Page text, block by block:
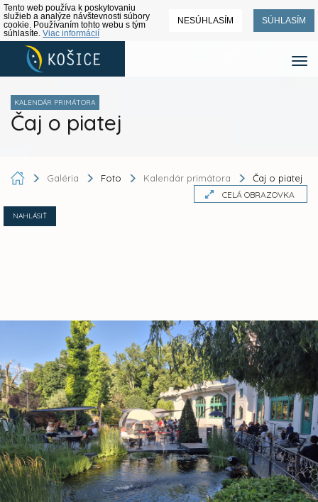
Tento web používa k poskytovaniu
služieb a analýze návštevnosti súbory
cookie. Používaním tohto webu s tým
súhlasíte. Viac informácií
NESÚHLASÍM SÚHLASÍM
KALENDÁR PRIMÁTORA
Čaj o piatej
Galéria Foto Kalendár primátora Čaj o piatej
CELÁ OBRAZOVKA
NAHLÁSIŤ